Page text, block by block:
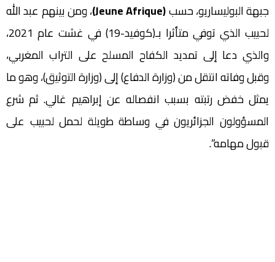
جبهة البوليساريو، حسب(Jeune Afrique)
، ومن بينهم عبد الله
لحبيب الذي توفي متأثرا بـ(كوفيد-19) في غشت عام 2021،
والذي دعا إلى تمديد الكفاح المسلح على التراب المغربي،
وقبل وفاته انتقل من (وزارة الدفاع) إلى (وزارة التوثيق)، وهو ما
يمثل خفض رتبته بسبب انفصاله عن إبراهيم غالي. ثم شرع
المسؤولون الجزائريون في وساطة طويلة لحمل لحبيب على
قبول مهامه”.